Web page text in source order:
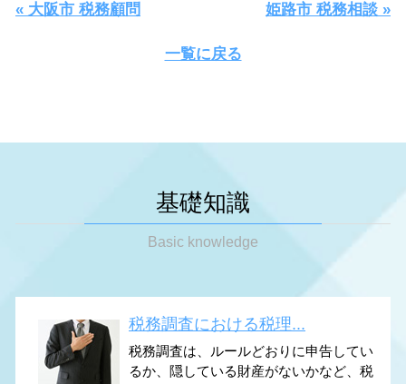
« 大阪市 税務顧問 姫路市 税務相談 »
一覧に戻る
基礎知識
Basic knowledge
税務調査における税理...
税務調査は、ルールどおりに申告してい
るか、隠している財産がないかなど、税